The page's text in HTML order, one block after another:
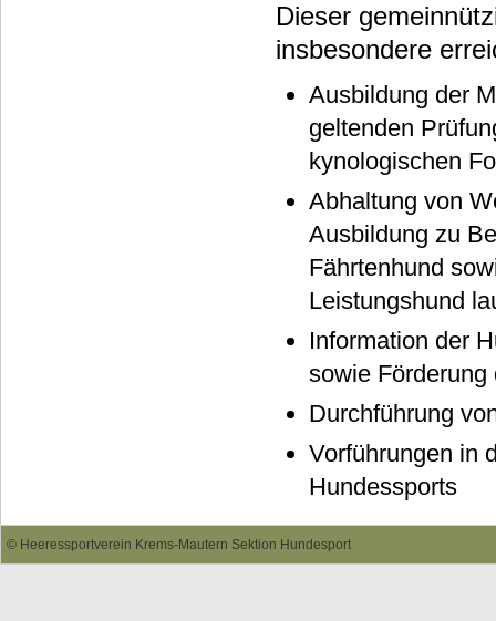
Dieser
insbesondere
Ausbildung der
geltenden
kynologischen
Abhaltung von
Ausbildung zu
Fährtenhund
Leistungshund
Information der
sowie Förderung
Durchführung
Vorführungen in
Hundessports
© Heeressportverein Krems-Mautern Sektion Hundesport